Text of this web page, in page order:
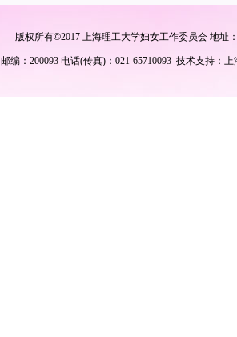
版权所有©2017 上海理工大学妇女工作委员会 地址
邮编：200093 电话(传真)：021-65710093 技术支持：